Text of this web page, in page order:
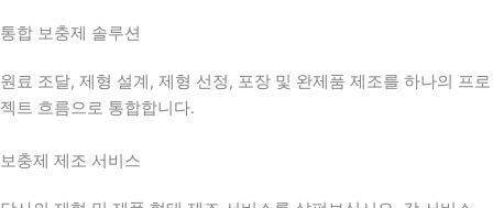
통합 보충제 솔루션
원료 조달, 제형 설계, 제형 선정, 포장 및 완제품 제조를 하나의 프로
젝트 흐름으로 통합합니다.
보충제 제조 서비스